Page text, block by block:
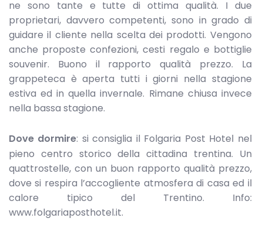
ne sono tante e tutte di ottima qualità. I due
proprietari, davvero competenti, sono in grado di
guidare il cliente nella scelta dei prodotti. Vengono
anche proposte confezioni, cesti regalo e bottiglie
souvenir. Buono il rapporto qualità prezzo. La
grappeteca è aperta tutti i giorni nella stagione
estiva ed in quella invernale. Rimane chiusa invece
nella bassa stagione.
Dove dormire: si consiglia il Folgaria Post Hotel nel
pieno centro storico della cittadina trentina. Un
quattrostelle, con un buon rapporto qualità prezzo,
dove si respira l’accogliente atmosfera di casa ed il
calore tipico del Trentino. Info:
www.folgariaposthotel.it.